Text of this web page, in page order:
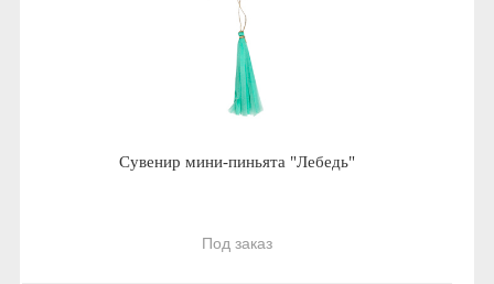
Сувенир мини-пиньята "Лебедь"
Под заказ